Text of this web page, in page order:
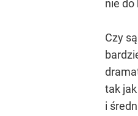
nie do
Czy
tak
i